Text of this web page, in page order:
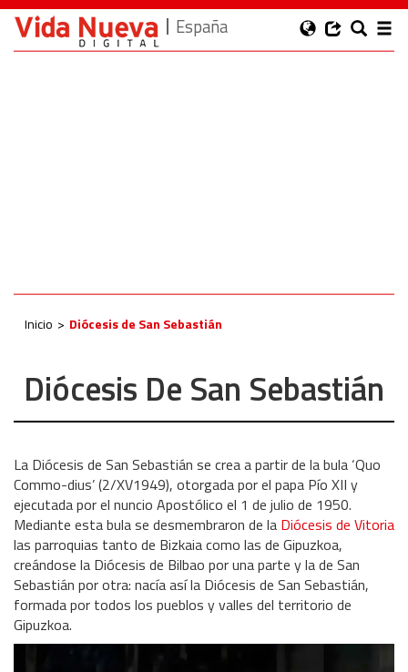
España
Inicio Diócesis de San Sebastián
Diócesis De San Sebastián
La Diócesis de San Sebastián se crea a partir de la bula ‘Quo
Commo-dius’ (2/XV1949), otorgada por el papa Pío XII y
ejecutada por el nuncio Apostólico el 1 de julio de 1950.
Mediante esta bula se desmembraron de la Diócesis de Vitoria
las parroquias tanto de Bizkaia como las de Gipuzkoa,
creándose la Diócesis de Bilbao por una parte y la de San
Sebastián por otra: nacía así la Diócesis de San Sebastián,
formada por todos los pueblos y valles del territorio de
Gipuzkoa.